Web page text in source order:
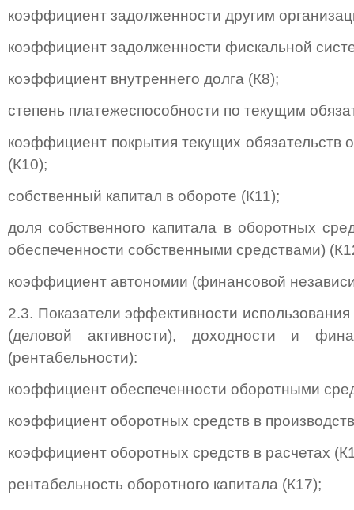
коэффициент задолженности другим
коэффициент задолженности фискальной
коэффициент внутреннего долга (К8);
степень платежеспособности по текущим
коэффициент покрытия текущих обязательств
(К10);
собственный капитал в обороте (К11);
доля собственного капитала в оборотных
обеспеченности собственными средствами)
коэффициент автономии (финансовой
2.3. Показатели эффективности использования
(деловой активности), доходности и
(рентабельности):
коэффициент обеспеченности оборотными
коэффициент оборотных средств в
коэффициент оборотных средств в расчетах
рентабельность оборотного капитала (К17);